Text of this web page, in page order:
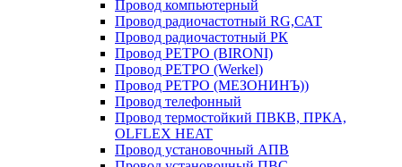
Провод компьютерный
Провод радиочастотный RG,САТ
Провод радиочастотный РК
Провод РЕТРО (BIRONI)
Провод РЕТРО (Werkel)
Провод РЕТРО (МЕЗОНИНЪ))
Провод телефонный
Провод термостойкий ПВКВ, ПРКА,
OLFLEX HEAT
Провод установочный АПВ